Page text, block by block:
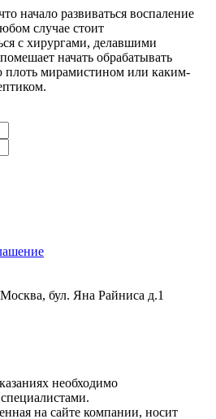
начало развиваться воспаление
случае стоит
с хирургами, делавшими
начать обрабатывать
мирамистином или каким-
бул. Яна Райниса д.1
необходимо
на сайте компании, носит